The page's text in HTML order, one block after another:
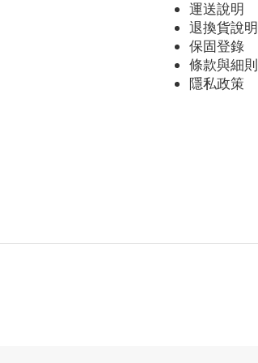
運送說明
退換貨說明
保固登錄
條款與細則
隱私政策